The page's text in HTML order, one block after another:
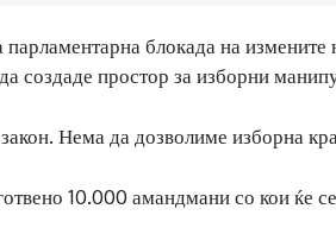
блокада на измените
создаде простор за изборни
Нема да дозволиме изборна
10.000 амандмани со кои ќе